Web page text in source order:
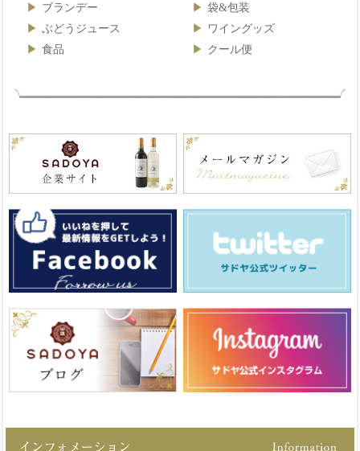
ブランデー
袋&包装
ぶどうジュース
ワイングッズ
食品
クール便